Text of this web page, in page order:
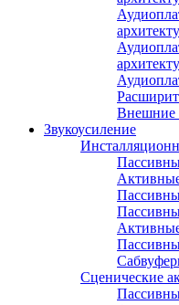
Внешние
Звукоусиление
Сценические